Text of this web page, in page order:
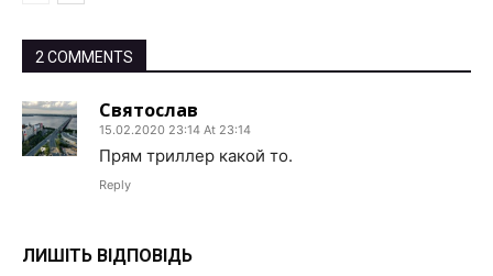
2 COMMENTS
Святослав
15.02.2020 23:14 At 23:14
Прям триллер какой то.
Reply
ЛИШІТЬ ВІДПОВІДЬ